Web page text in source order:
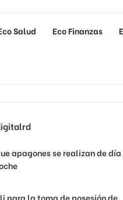
Salud Eco Finanzas
apagones se realizan de día
para la toma de posesión de